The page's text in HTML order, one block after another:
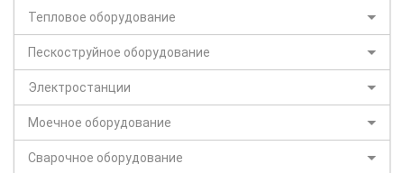
Тепловое оборудование
Пескоструйное оборудование
Электростанции
Моечное оборудование
Сварочное оборудование